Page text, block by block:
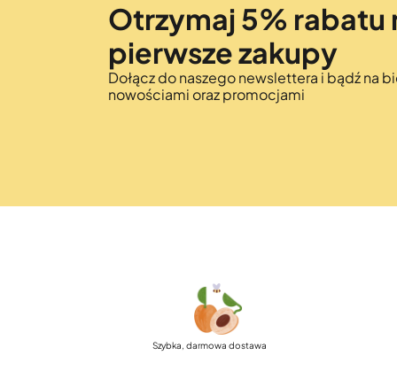
Otrzymaj 5% rabatu
pierwsze zakupy
Dołącz do naszego newslettera i bądź na
nowościami oraz promocjami
Szybka, darmowa dostawa